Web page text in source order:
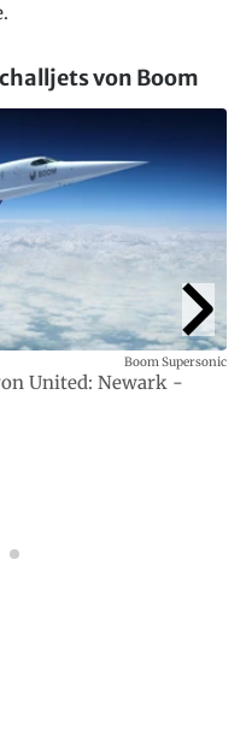
von Boom
United: Newark -
Boom Supersonic